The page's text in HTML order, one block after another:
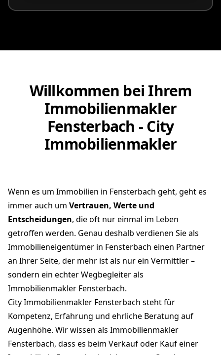
Willkommen bei Ihrem
Immobilienmakler
Fensterbach - City
Immobilienmakler
Wenn es um Immobilien in Fensterbach geht, geht es
immer auch um Vertrauen, Werte und
Entscheidungen, die oft nur einmal im Leben
getroffen werden. Genau deshalb verdienen Sie als
Immobilieneigentümer in Fensterbach einen Partner
an Ihrer Seite, der mehr ist als nur ein Vermittler –
sondern ein echter Wegbegleiter als
Immobilienmakler Fensterbach.
City Immobilienmakler Fensterbach steht für
Kompetenz, Erfahrung und ehrliche Beratung auf
Augenhöhe. Wir wissen als Immobilienmakler
Fensterbach, dass es beim Verkauf oder Kauf einer